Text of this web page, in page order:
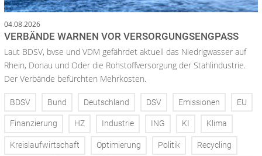
04.08.2026
VERBÄNDE WARNEN VOR VERSORGUNGSENGPASS
Laut BDSV, bvse und VDM gefährdet aktuell das Niedrigwasser auf
Rhein, Donau und Oder die Rohstoffversorgung der Stahlindustrie.
Der Verbände befürchten Mehrkosten.
BDSV Bund Deutschland DSV Emissionen EU
Finanzierung HZ Industrie ING KI Klima
Kreislaufwirtschaft Optimierung Politik Recycling